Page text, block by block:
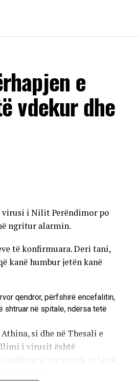
e
vdekur dhe
virusi i Nilit Perëndimor po
ngritur alarmin.
të konfirmuara. Deri tani,
kanë humbur jetën kanë
qendror, përfshirë encefalitin,
shtruar në spitale, ndërsa tetë
si dhe në Thesali e
i virusit është